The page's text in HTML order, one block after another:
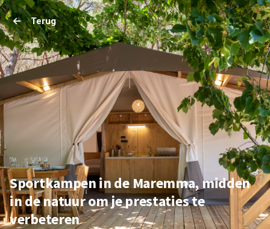
Terug
Sportkampen in de Maremma, midden
in de natuur om je prestaties te
verbeteren